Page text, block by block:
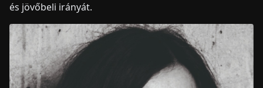
és jövőbeli irányát.